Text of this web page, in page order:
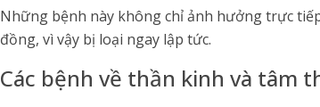
Những bệnh này không chỉ ảnh hưởng trực
đồng, vì vậy bị loại ngay lập tức.
Các bệnh về thần kinh và tâm